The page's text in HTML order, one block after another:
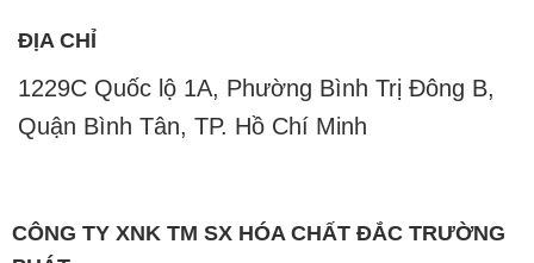
ĐỊA CHỈ
1229C Quốc lộ 1A, Phường Bình Trị Đông B,
Quận Bình Tân, TP. Hồ Chí Minh
CÔNG TY XNK TM SX HÓA CHẤT ĐẮC TRƯỜNG